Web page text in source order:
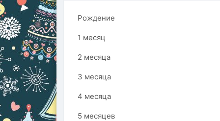
Рождение
1 месяц
2 месяца
3 месяца
4 месяца
5 месяцев